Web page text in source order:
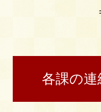
各課の